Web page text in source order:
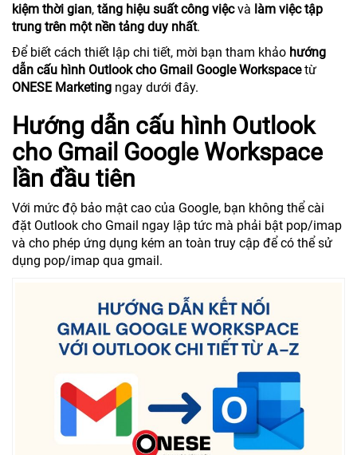
kiệm thời gian, tăng hiệu suất công việcvà làm việc tập
trung trên một nền tảng duy nhất.
Để biết cách thiết lập chi tiết, mời bạn tham khảo hướng
dẫn cấu hình Outlook cho Gmail Google Workspacetừ
ONESE Marketing ngay dưới đây.
Hướng dẫn cấu hình Outlook
cho Gmail Google Workspace
lần đầu tiên
Với mức độ bảo mật cao của Google, bạn không thể cài
đặt Outlook cho Gmail ngay lập tức mà phải bật pop/imap
và cho phép ứng dụng kém an toàn truy cập để có thể sử
dụng pop/imap qua gmail.